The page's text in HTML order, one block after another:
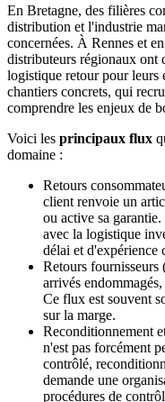
En Bretagne, des filières
distribution et l'industrie
concernées. À Rennes et
distributeurs régionaux ont
logistique retour pour leurs
chantiers concrets, qui
comprendre les enjeux de
Voici les principaux flux
domaine :
Retours
client renvoie un
ou active sa
avec la logistique
délai et d'expérience
Retours fournisseurs
arrivés
Ce flux est souvent
sur la marge.
Reconditionnement
n'est pas forcément
contrôlé,
demande une
procédures de